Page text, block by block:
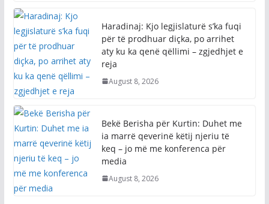
Haradinaj: Kjo legjislaturë s’ka fuqi
për të prodhuar diçka, po arrihet
aty ku ka qenë qëllimi – zgjedhjet e
reja
August 8, 2026
Bekë Berisha për Kurtin: Duhet me
ia marrë qeverinë këtij njeriu të
keq – jo më me konferenca për
media
August 8, 2026